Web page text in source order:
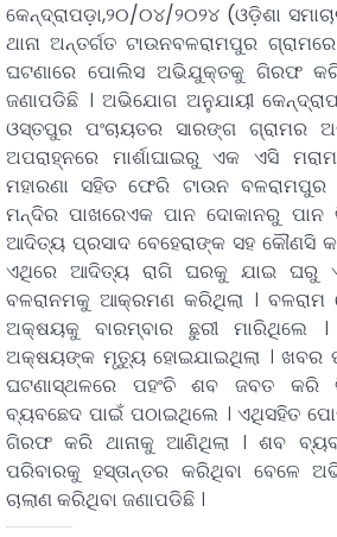
କେନ୍ଦ୍ରାପଡ଼ା,୨୦/୦୪/୨୦୨୪ (ଓଡ଼ିଶା
ଥାନା ଅନ୍ତର୍ଗତ ଟାଉନବଳରାମପୁର
ଘଟଣାରେ ପୋଲିସ ଅଭିଯୁକ୍ତକୁ ଗିରଫ କରି
ଜଣାପଡିଛି । ଅଭିଯୋଗ ଅନୁଯାୟୀ
ଓସ୍ତପୁର ପଂଚାୟତର ସାରଙ୍ଗ ଗ୍ରାମର
ଅପରାହ୍ନରେ ମାର୍ଶାଘାଇରୁ ଏକ ଏସି
ମହାରଣା ସହିତ ଫେରି ଟାଉନ ବଳରାମପୁର
ମନ୍ଦିର ପାଖରେଏକ ପାନ ଦୋକାନରୁ ପାନ
ଆଦିତ୍ୟ ପ୍ରସାଦ ବେହେରାଙ୍କ ସହ କୌଣସି
ଏଥିରେ ଆଦିତ୍ୟ ରାଗି ଘରକୁ ଯାଇ ଘରୁ
ବଳରାନମକୁ ଆକ୍ରମଣ କରିଥିଲା । ବଳରାମ
ଅକ୍ଷୟକୁ ବାରମ୍ବାର ଛୁରୀ ମାରିଥିଲେ
ଅକ୍ଷୟଙ୍କ ମୃତୁ୍ୟ ହୋଇଯାଇଥିଲା । ଖବର
ଘଟଣାସ୍ଥଳରେ ପହଂଚି ଶବ ଜବତ କରି
ବ୍ୟବଛେଦ ପାଇଁ ପଠାଇଥିଲେ । ଏଥିସହିତ
ଗିରଫ କରି ଥାନାକୁ ଆଣିଥିଲା । ଶବ
ପରିବାରକୁ ହସ୍ତାନ୍ତର କରିଥିବା ବେଳେ
ଚାଲାଣ କରିଥିବା ଜଣାପଡିଛି ।